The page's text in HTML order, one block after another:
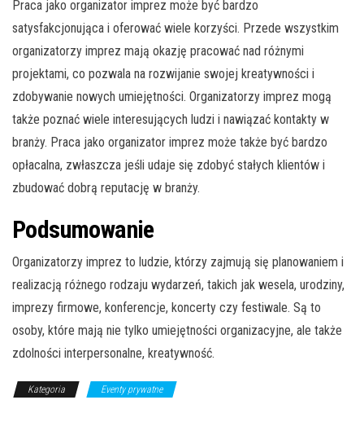
Praca jako organizator imprez może być bardzo
satysfakcjonująca i oferować wiele korzyści. Przede wszystkim
organizatorzy imprez mają okazję pracować nad różnymi
projektami, co pozwala na rozwijanie swojej kreatywności i
zdobywanie nowych umiejętności. Organizatorzy imprez mogą
także poznać wiele interesujących ludzi i nawiązać kontakty w
branży. Praca jako organizator imprez może także być bardzo
opłacalna, zwłaszcza jeśli udaje się zdobyć stałych klientów i
zbudować dobrą reputację w branży.
Podsumowanie
Organizatorzy imprez to ludzie, którzy zajmują się planowaniem i
realizacją różnego rodzaju wydarzeń, takich jak wesela, urodziny,
imprezy firmowe, konferencje, koncerty czy festiwale. Są to
osoby, które mają nie tylko umiejętności organizacyjne, ale także
zdolności interpersonalne, kreatywność.
Kategoria Eventy prywatne